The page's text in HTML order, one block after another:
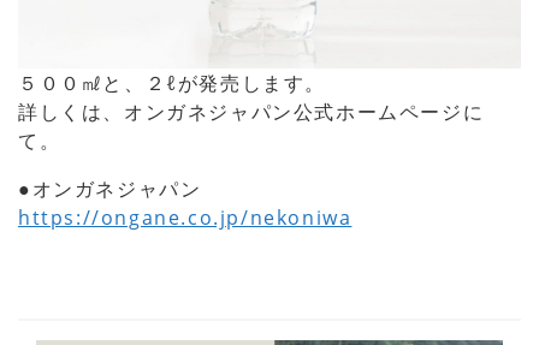
５００㎖と、２ℓが発売します。
詳しくは、オンガネジャパン公式ホームページに
て。
●オンガネジャパン
https://ongane.co.jp/nekoniwa